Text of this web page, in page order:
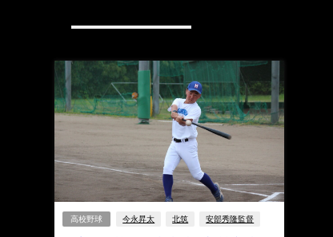
高校野球 今永昇太 北筑 安部秀隆監督